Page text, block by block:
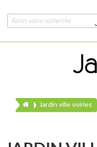
Rechercher :
Jardin ville voiries